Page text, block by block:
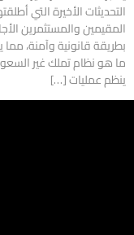
التحديثات الأخيرة التي
المقيمين والمستثمرين
بطريقة قانونية وآمنة،
ما هو نظام تملك غير
ينظم عمليات […]